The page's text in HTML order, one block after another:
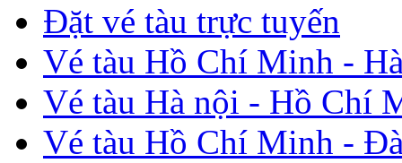
Đặt vé tàu trực tuyến
Vé tàu Hồ Chí Minh -
Vé tàu Hà nội - Hồ Chí
Vé tàu Hồ Chí Minh -